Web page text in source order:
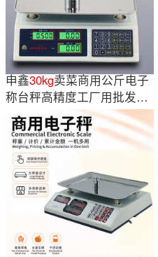
申鑫30kg卖菜商用公斤电子
称台秤高精度工厂用批发跨
境称重电子秤